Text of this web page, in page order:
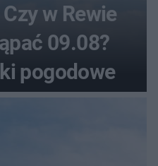
w Rewie
09.08?
pogodowe